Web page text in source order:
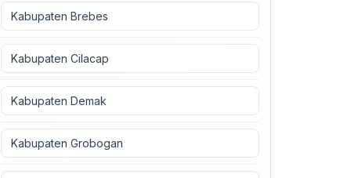
Kabupaten Brebes
Kabupaten Cilacap
Kabupaten Demak
Kabupaten Grobogan